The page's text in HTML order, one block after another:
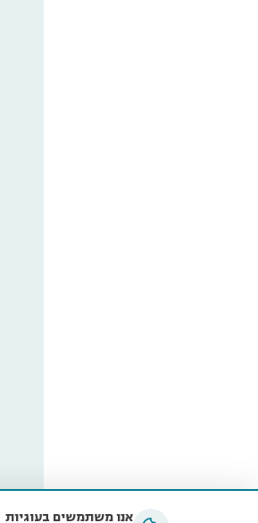
אנו משתמשים בעוגיות